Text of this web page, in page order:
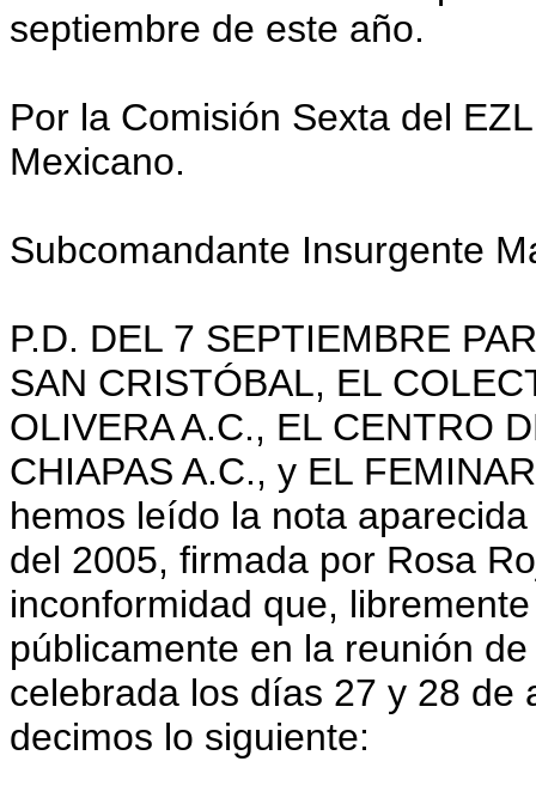
septiembre de este año.
Por la Comisión Sexta del
Mexicano.
Subcomandante Insurgente
P.D. DEL 7 SEPTIEMBRE
SAN CRISTÓBAL, EL
OLIVERA A.C., EL CENTRO
CHIAPAS A.C., y EL
hemos leído la nota
del 2005, firmada por Rosa
inconformidad que,
públicamente en la reunión
celebrada los días 27 y 28 de
decimos lo siguiente: